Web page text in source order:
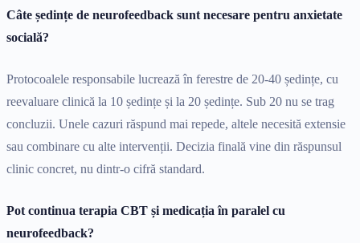
Câte ședințe de neurofeedback sunt necesare pentru anxietate
socială?
Protocoalele responsabile lucrează în ferestre de 20-40 ședințe, cu
reevaluare clinică la 10 ședințe și la 20 ședințe. Sub 20 nu se trag
concluzii. Unele cazuri răspund mai repede, altele necesită extensie
sau combinare cu alte intervenții. Decizia finală vine din răspunsul
clinic concret, nu dintr-o cifră standard.
Pot continua terapia CBT și medicația în paralel cu
neurofeedback?